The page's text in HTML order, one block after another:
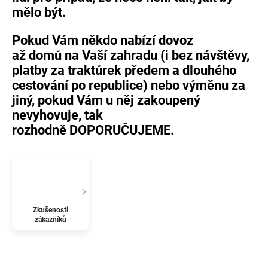
mělo být.
Pokud Vám někdo nabízí dovoz
až domů na Vaší zahradu (i bez návštěvy,
platby za traktůrek předem a dlouhého
cestování po republice) nebo výměnu za
jiný, pokud Vám u něj zakoupený
nevyhovuje, tak
rozhodně DOPORUČUJEME.
Zkušenosti
zákazníků